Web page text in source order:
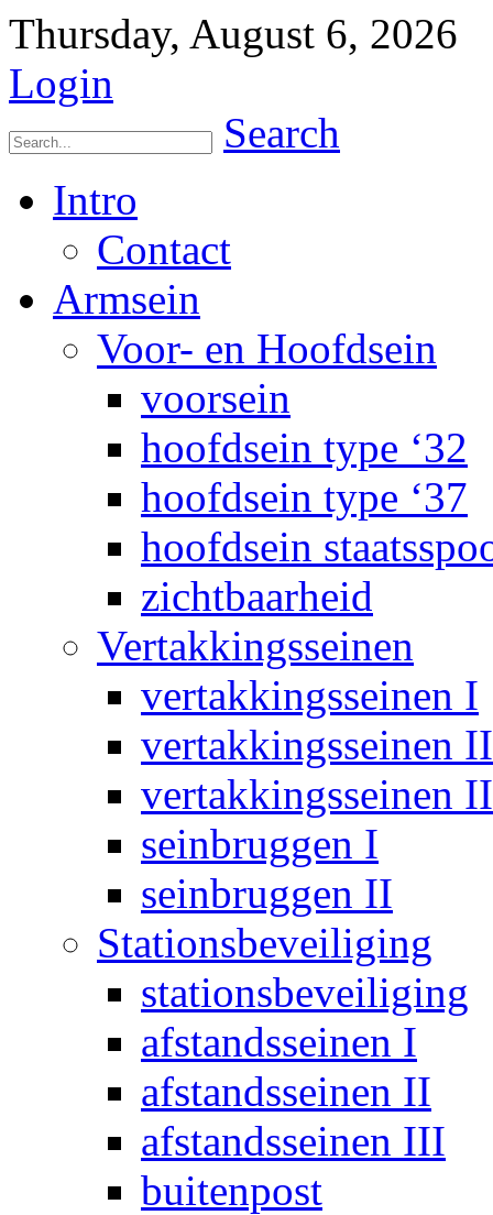
Thursday, August 6, 2026
Login
Search
Intro
Contact
Armsein
Voor- en Hoofdsein
voorsein
hoofdsein type ‘32
hoofdsein type ‘37
hoofdsein
zichtbaarheid
Vertakkingsseinen
vertakkingsseinen I
vertakkingsseinen II
vertakkingsseinen
seinbruggen I
seinbruggen II
Stationsbeveiliging
stationsbeveiliging
afstandsseinen I
afstandsseinen II
afstandsseinen III
buitenpost